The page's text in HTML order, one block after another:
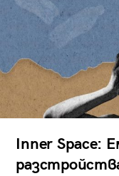
Inner Space: